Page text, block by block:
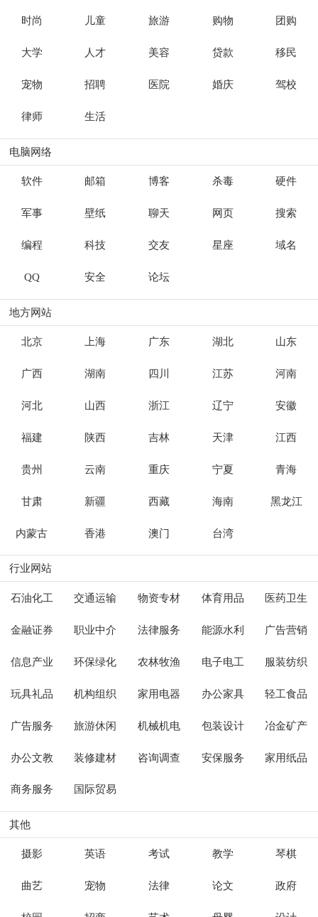
时尚 儿童 旅游 购物 团购
大学 人才 美容 贷款 移民
宠物 招聘 医院 婚庆 驾校
律师 生活
电脑网络
软件 邮箱 博客 杀毒 硬件
军事 壁纸 聊天 网页 搜索
编程 科技 交友 星座 域名
QQ 安全 论坛
地方网站
北京 上海 广东 湖北 山东
广西 湖南 四川 江苏 河南
河北 山西 浙江 辽宁 安徽
福建 陕西 吉林 天津 江西
贵州 云南 重庆 宁夏 青海
甘肃 新疆 西藏 海南 黑龙江
内蒙古 香港 澳门 台湾
行业网站
石油化工 交通运输 物资专材 体育用品 医药卫生
金融证券 职业中介 法律服务 能源水利 广告营销
信息产业 环保绿化 农林牧渔 电子电工 服装纺织
玩具礼品 机构组织 家用电器 办公家具 轻工食品
广告服务 旅游休闲 机械机电 包装设计 冶金矿产
办公文教 装修建材 咨询调查 安保服务 家用纸品
商务服务 国际贸易
其他
摄影 英语 考试 教学 琴棋
曲艺 宠物 法律 论文 政府